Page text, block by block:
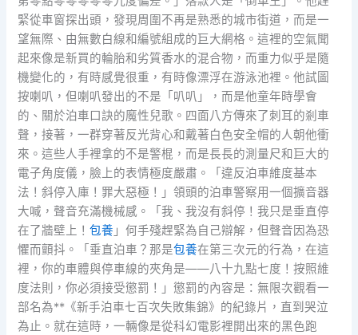
緊從車窗探出頭，發現周圍不再是熟悉的城市街道，而是一
望無際、由無數白線和編號組成的巨大網格。這裡的空氣聞
起來像是新買的輪胎和劣質香水的混合物，而重力似乎是隨
機變化的，有時感覺很重，有時像漂浮在游泳池裡。他試圖
按喇叭，但喇叭發出的不是「叭叭」，而是他童年時學會
的、關於泊車口訣的魔性兒歌。四面八方傳來了刺耳的剎車
聲，接著，一群穿著反光背心和戴著白色安全帽的人朝他衝
來。這些人手裡拿的不是警棍，而是長長的測量尺和巨大的
電子角度儀，臉上的表情極度嚴肅。「違反泊車維度基本
法！斜停入庫！罪大惡極！」領頭的泊車警察用一個擴音器
大喊，聲音充滿機械感。「我、我沒有斜停！我只是垂直停
在了牆壁上！包養 」何手殘趕緊為自己辯解，但聲音因為恐
懼而顫抖。「垂直泊車？那是包養在第三次元的行為，在這
裡，你的車體與停車線的夾角是——八十九點七度！按照維
度法則，你必須接受懲罰！」懲罰的內容是：無限次觀看一
部名為**《新手泊車七百次失敗集錦》的紀錄片，直到哭泣
為止。就在這時，一輛像是從科幻電影裡開出來的黑色跑